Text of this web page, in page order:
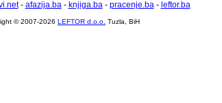
- afazija.ba- knjiga.ba- pracenje.ba- leftor.ba
© 2007-2026 LEFTOR d.o.o. Tuzla, BiH